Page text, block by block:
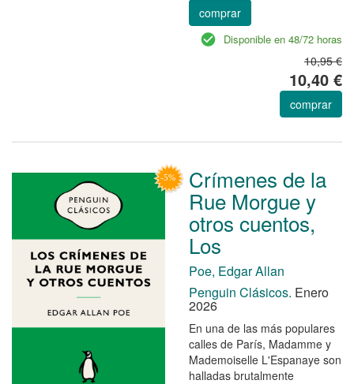
comprar
Disponible en 48/72 horas
10,95 €
10,40 €
comprar
Crímenes de la
Rue Morgue y
otros cuentos,
Los
Poe, Edgar Allan
Penguin Clásicos. Enero
2026
En una de las más populares
calles de París, Madamme y
Mademoiselle L'Espanaye son
halladas brutalmente